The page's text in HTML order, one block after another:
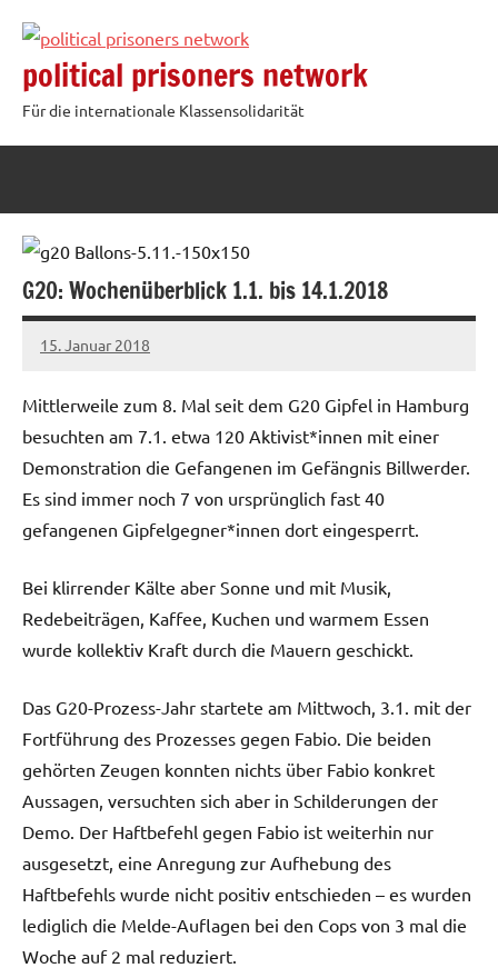
Inhalt
springen
political prisoners network
Für die internationale Klassensolidarität
G20: Wochenüberblick 1.1. bis 14.1.2018
15. Januar 2018
admin
Mittlerweile zum 8. Mal seit dem G20 Gipfel in Hamburg
besuchten am 7.1. etwa 120 Aktivist*innen mit einer
Demonstration die Gefangenen im Gefängnis Billwerder.
Es sind immer noch 7 von ursprünglich fast 40
gefangenen Gipfelgegner*innen dort eingesperrt.
Bei klirrender Kälte aber Sonne und mit Musik,
Redebeiträgen, Kaffee, Kuchen und warmem Essen
wurde kollektiv Kraft durch die Mauern geschickt.
Das G20-Prozess-Jahr startete am Mittwoch, 3.1. mit der
Fortführung des Prozesses gegen Fabio. Die beiden
gehörten Zeugen konnten nichts über Fabio konkret
Aussagen, versuchten sich aber in Schilderungen der
Demo. Der Haftbefehl gegen Fabio ist weiterhin nur
ausgesetzt, eine Anregung zur Aufhebung des
Haftbefehls wurde nicht positiv entschieden – es wurden
lediglich die Melde-Auflagen bei den Cops von 3 mal die
Woche auf 2 mal reduziert.